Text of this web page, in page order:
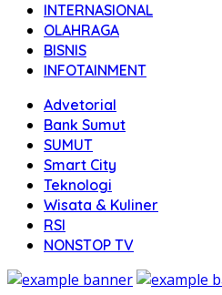
INTERNASIONAL
OLAHRAGA
BISNIS
INFOTAINMENT
Advetorial
Bank Sumut
SUMUT
Smart City
Teknologi
Wisata & Kuliner
RSI
NONSTOP TV